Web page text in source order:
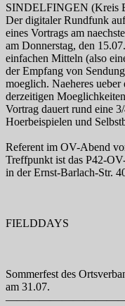
SINDELFINGEN (Kreis
Der digitaler Rundfunk
eines Vortrags am
am Donnerstag, den
einfachen Mitteln (also
der Empfang von
moeglich. Naeheres
derzeitigen
Vortrag dauert rund eine
Hoerbeispielen und
Referent im OV-Abend
Treffpunkt ist das P42-
in der Ernst-Barlach-Str.
FIELDDAYS
Sommerfest des
am 31.07.